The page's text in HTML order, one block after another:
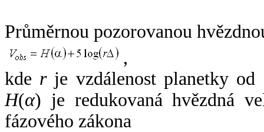
Průměrnou pozorovanou
,
kde rje vzdálenost planetky od
H(α) je redukovaná hvězdná
fázového zákona